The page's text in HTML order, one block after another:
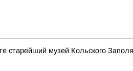
старейший музей Кольского